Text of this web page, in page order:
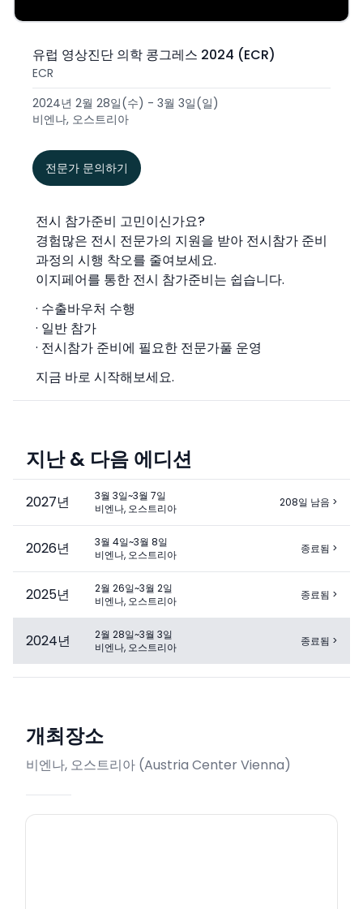
유럽 영상진단 의학 콩그레스 2024 (ECR)
ECR
2024년 2월 28일(수) - 3월 3일(일)
비엔나, 오스트리아
전문가 문의하기
전시 참가준비 고민이신가요?
경험많은 전시 전문가의 지원을 받아 전시참가 준비
과정의 시행 착오를 줄여보세요.
이지페어를 통한 전시 참가준비는 쉽습니다.
· 수출바우처 수행
· 일반 참가
· 전시참가 준비에 필요한 전문가풀 운영
지금 바로 시작해보세요.
지난 & 다음 에디션
2027년
3월 3일~3월 7일
비엔나, 오스트리아
208일 남음 >
2026년
3월 4일~3월 8일
비엔나, 오스트리아
종료됨 >
2025년
2월 26일~3월 2일
비엔나, 오스트리아
종료됨 >
2024년
2월 28일~3월 3일
비엔나, 오스트리아
종료됨 >
개최장소
비엔나, 오스트리아 (Austria Center Vienna)